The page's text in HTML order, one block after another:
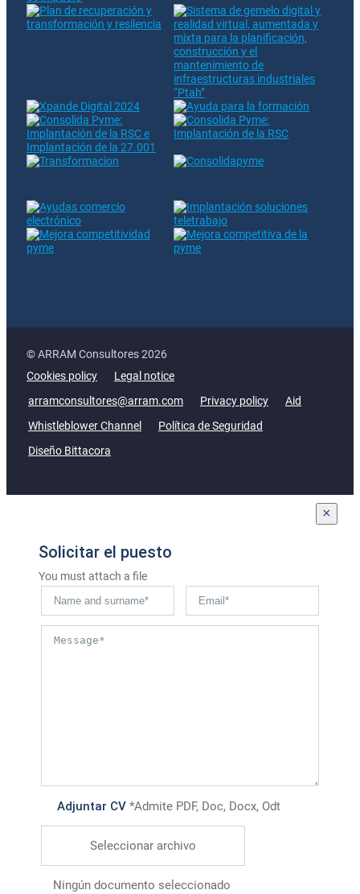
© ARRAM Consultores 2026
Cookies policy
Legal notice
arramconsultores@arram.com
Privacy policy
Aid
Whistleblower Channel
Política de Seguridad
Diseño Bittacora
×
Solicitar el puesto
You must attach a file
Adjuntar CV *Admite PDF, Doc, Docx, Odt
Seleccionar archivo
Ningún documento seleccionado